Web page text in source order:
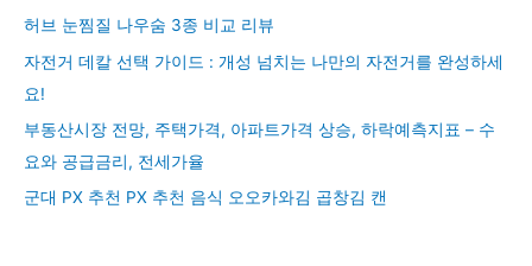
허브 눈찜질 나우숨 3종 비교 리뷰
자전거 데칼 선택 가이드 : 개성 넘치는 나만의 자전거를 완성하세
요!
부동산시장 전망, 주택가격, 아파트가격 상승, 하락예측지표 – 수
요와 공급금리, 전세가율
군대 PX 추천 PX 추천 음식 오오카와김 곱창김 캔